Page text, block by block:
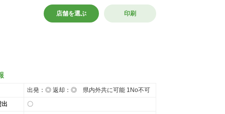
店舗を選ぶ 印刷
出発：◎ 返却：◎ 県内外共に可能 1No不可
出
〇